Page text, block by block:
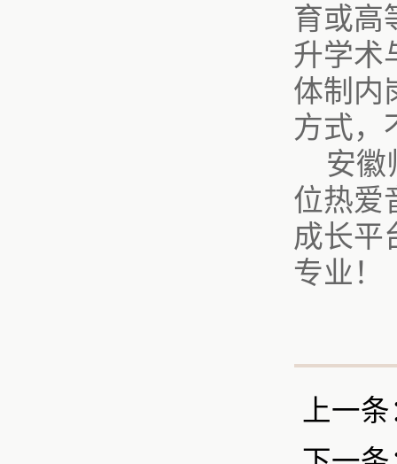
育或高
升学术
体制内
方式，
安徽
位热爱
成长平
专业！
上一